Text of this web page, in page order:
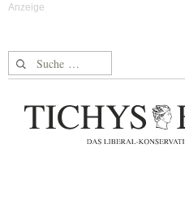
Suche nach: